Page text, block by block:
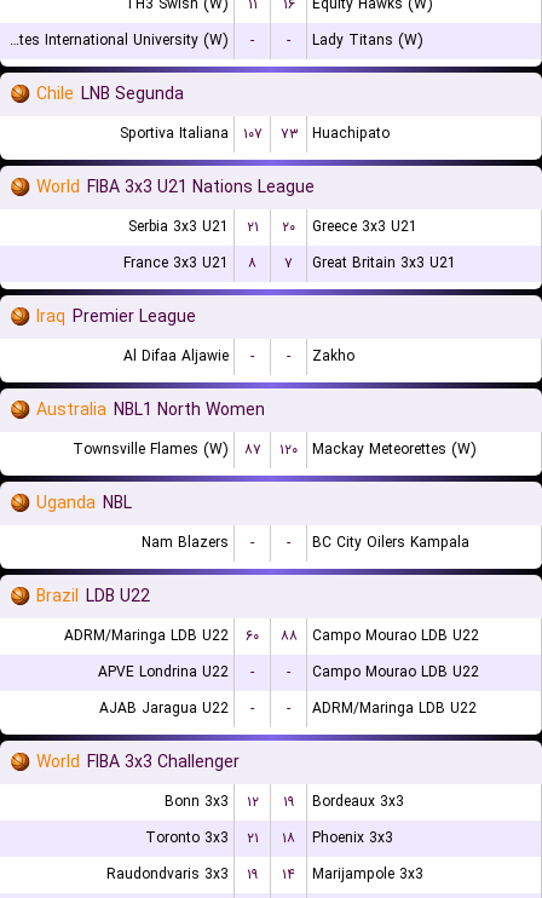
United States International University (W)
- - Lady Titans (W)
Chile LNB Segunda
Sportiva Italiana ۱۰۷ ۷۳ Huachipato
World FIBA 3x3 U21 Nations League
Serbia 3x3 U21 ۲۱ ۲۰
Greece 3x3 U21
France 3x3 U21
۸ ۷ Great Britain 3x3 U21
Iraq Premier League
Al Difaa Aljawie - - Zakho
Australia NBL1 North Women
Townsville Flames (W) ۸۷ ۱۲۰ Mackay Meteorettes (W)
Uganda NBL
Nam Blazers - - BC City Oilers Kampala
Brazil LDB U22
ADRM/Maringa LDB U22 ۶۰ ۸۸
Campo Mourao LDB U22
APVE Londrina U22
- -
Campo Mourao LDB U22
AJAB Jaragua U22
- - ADRM/Maringa LDB U22
World FIBA 3x3 Challenger
Bonn 3x3 ۱۲ ۱۹
Bordeaux 3x3
Toronto 3x3
۲۱ ۱۸
Phoenix 3x3
Raudondvaris 3x3
۱۹ ۱۴
Marijampole 3x3